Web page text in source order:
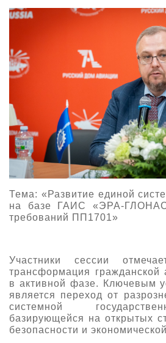
Тема: «Развитие единой
на базе ГАИС «ЭРА-
требований ПП1701»
Участники сессии
трансформация гражданской
в активной фазе. Ключевым
является переход от
системной
базирующейся на открытых
безопасности и